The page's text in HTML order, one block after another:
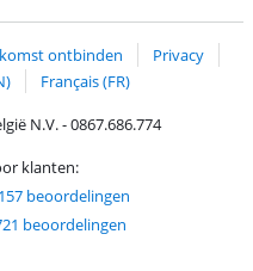
ontbinden
Privacy
Français (FR)
N.V. - 0867.686.774
klanten:
beoordelingen
beoordelingen